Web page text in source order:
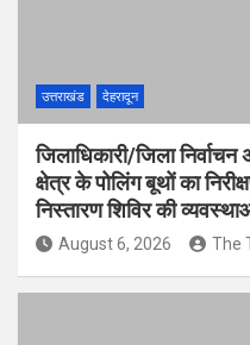
उत्तराखंड देहरादून
जिलाधिकारी/जिला
क्षेत्र के पोलिंग बूथों का
निस्तारण शिविर की
August 6, 2026 The